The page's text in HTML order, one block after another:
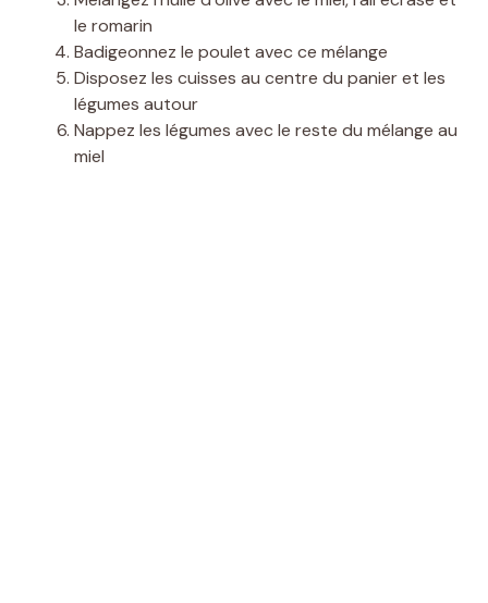
le romarin
Badigeonnez le poulet avec ce mélange
Disposez les cuisses au centre du panier et les
légumes autour
Nappez les légumes avec le reste du mélange au
miel